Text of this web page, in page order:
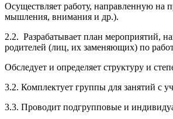
Осуществляет работу, направленную на
мышления, внимания и др.).
2.2. Разрабатывает план мероприятий,
родителей (лиц, их заменяющих) по
Обследует и определяет структуру и
3.2. Комплектует группы для занятий с
3.3. Проводит подгрупповые и